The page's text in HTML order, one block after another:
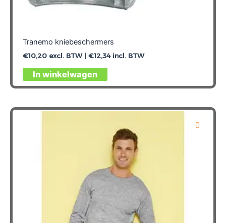
Tranemo kniebeschermers
€10,20excl. BTW | €12,34incl. BTW
In winkelwagen